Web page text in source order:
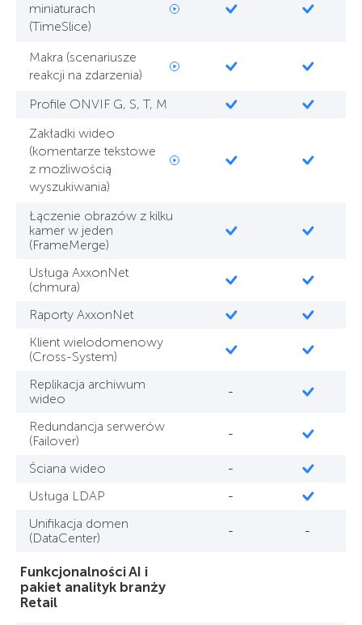
miniaturach
(TimeSlice)
Makra (scenariusze
reakcji na zdarzenia)
Profile ONVIF G, S, T, M
Zakładki wideo
(komentarze tekstowe
z możliwością
wyszukiwania)
Łączenie obrazów z kilku
kamer w jeden
(FrameMerge)
Usługa AxxonNet
(chmura)
Raporty AxxonNet
Klient wielodomenowy
(Cross-System)
Replikacja archiwum
wideo
-
Redundancja serwerów
(Failover)
-
Ściana wideo
-
Usługa LDAP
-
Unifikacja domen
(DataCenter)
- -
Funkcjonalności AI i
pakiet analityk branży
Retail